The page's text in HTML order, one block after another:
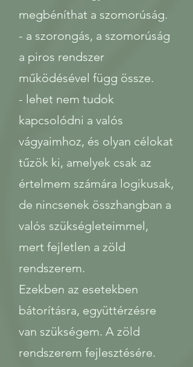
megbéníthat a szomorúság.
- a szorongás, a szomorúság
a piros rendszer
működésével függ össze.
- lehet nem tudok
kapcsolódni a valós
vágyaimhoz, és olyan célokat
tűzök ki, amelyek csak az
értelmem számára logikusak,
de nincsenek összhangban a
valós szükségleteimmel,
mert fejletlen a zöld
rendszerem.
Ezekben az esetekben
bátorításra, együttérzésre
van szükségem. A zöld
rendszerem fejlesztésére.